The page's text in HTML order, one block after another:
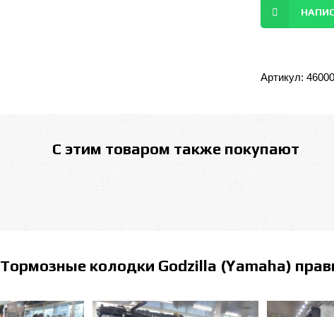
Артикул:
С этим товаром также покупают
Тормозные колодки Godzilla (Yamaha)